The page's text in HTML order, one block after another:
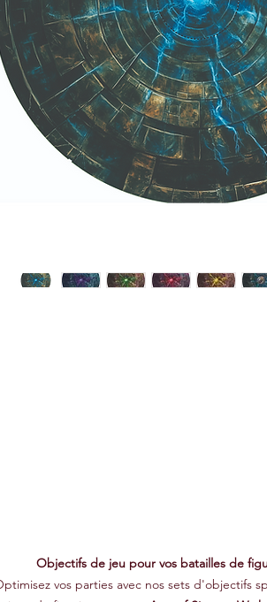
Objectifs de jeu pour vos batailles de
vos parties avec nos sets d'objectifs